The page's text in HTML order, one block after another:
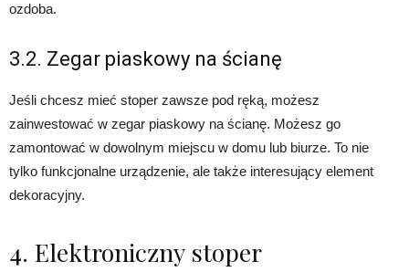
ozdoba.
3.2. Zegar piaskowy na ścianę
Jeśli chcesz mieć stoper zawsze pod ręką, możesz
zainwestować w zegar piaskowy na ścianę. Możesz go
zamontować w dowolnym miejscu w domu lub biurze. To nie
tylko funkcjonalne urządzenie, ale także interesujący element
dekoracyjny.
4. Elektroniczny stoper